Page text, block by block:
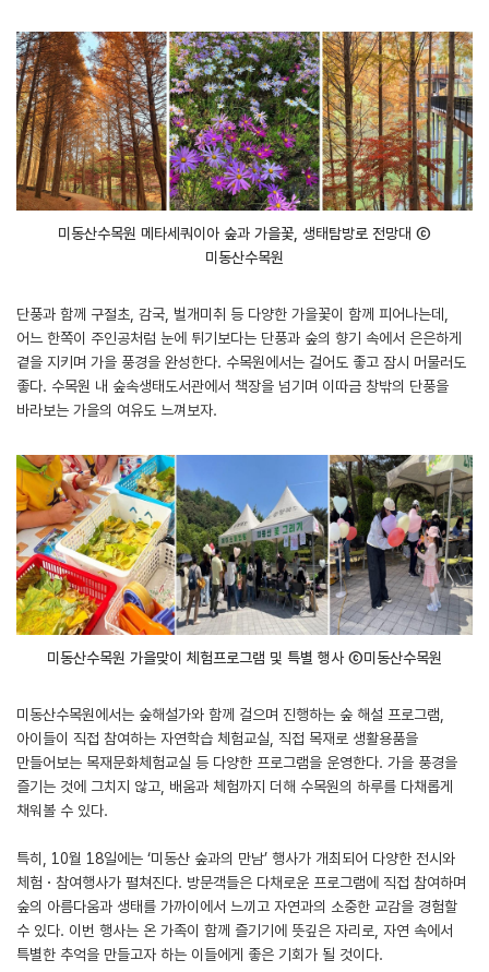
미동산수목원 메타세쿼이아 숲과 가을꽃, 생태탐방로 전망대 ⓒ
미동산수목원
단풍과 함께 구절초, 감국, 벌개미취 등 다양한 가을꽃이 함께 피어나는데,
어느 한쪽이 주인공처럼 눈에 튀기보다는 단풍과 숲의 향기 속에서 은은하게
곁을 지키며 가을 풍경을 완성한다. 수목원에서는 걸어도 좋고 잠시 머물러도
좋다. 수목원 내 숲속생태도서관에서 책장을 넘기며 이따금 창밖의 단풍을
바라보는 가을의 여유도 느껴보자.
미동산수목원 가을맞이 체험프로그램 및 특별 행사 ⓒ미동산수목원
미동산수목원에서는 숲해설가와 함께 걸으며 진행하는 숲 해설 프로그램,
아이들이 직접 참여하는 자연학습 체험교실, 직접 목재로 생활용품을
만들어보는 목재문화체험교실 등 다양한 프로그램을 운영한다. 가을 풍경을
즐기는 것에 그치지 않고, 배움과 체험까지 더해 수목원의 하루를 다채롭게
채워볼 수 있다.
특히, 10월 18일에는 ‘미동산 숲과의 만남’ 행사가 개최되어 다양한 전시와
체험・참여행사가 펼쳐진다. 방문객들은 다채로운 프로그램에 직접 참여하며
숲의 아름다움과 생태를 가까이에서 느끼고 자연과의 소중한 교감을 경험할
수 있다. 이번 행사는 온 가족이 함께 즐기기에 뜻깊은 자리로, 자연 속에서
특별한 추억을 만들고자 하는 이들에게 좋은 기회가 될 것이다.